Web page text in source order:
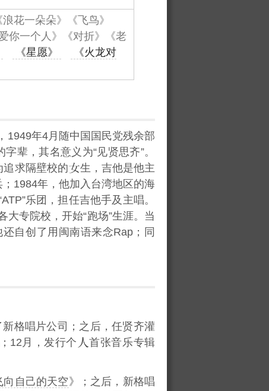
花一朵朵》《飞鸟》
你一个人》《对折》《老
《星愿》
《火龙对
1949年4月随中国国民党残余部
辈，其名意义为“见贤思齐”。
追求隔壁校的
生，吉他是他主
1984年，他加入台湾地区的海
乐团，担任吉他手及主唱。
专院校，开始“跑场”生涯。当
自创了用闽南语来念Rap；同
格唱片公司；之后，任贤齐灌
12月，发行个
首张音乐专辑
向自己的天空》；之后，新格唱